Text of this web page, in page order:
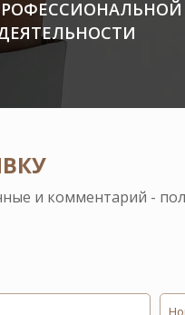
и комментарий -